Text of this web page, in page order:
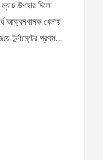
উপহার দিলো
আক্রমণাত্মক খেলায়
টুর্নামেন্টের প্রথম…